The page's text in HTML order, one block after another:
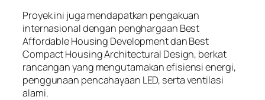
Proyek ini juga mendapatkan pengakuan
internasional dengan penghargaan Best
Affordable Housing Development dan Best
Compact Housing Architectural Design, berkat
rancangan yang mengutamakan efisiensi energi,
penggunaan pencahayaan LED, serta ventilasi
alami.